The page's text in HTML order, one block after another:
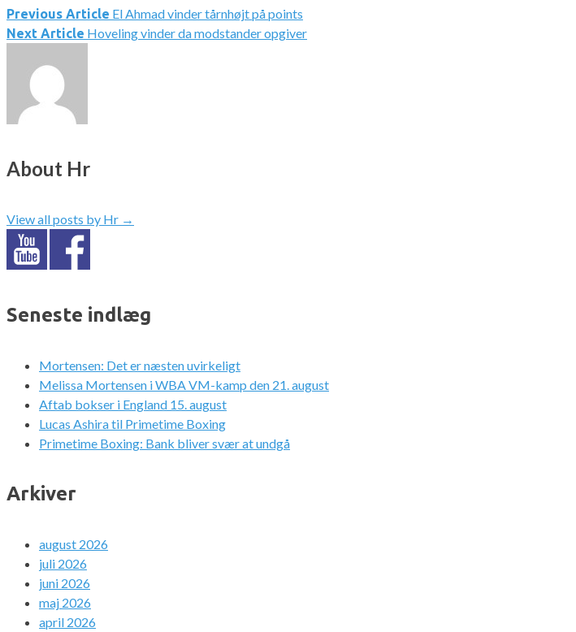
Indlægsnavigation
Previous Article El Ahmad vinder tårnhøjt på points
Next Article Hoveling vinder da modstander opgiver
About Hr
View all posts by Hr →
Seneste indlæg
Mortensen: Det er næsten uvirkeligt
Melissa Mortensen i WBA VM-kamp den 21. august
Aftab bokser i England 15. august
Lucas Ashira til Primetime Boxing
Primetime Boxing: Bank bliver svær at undgå
Arkiver
august 2026
juli 2026
juni 2026
maj 2026
april 2026